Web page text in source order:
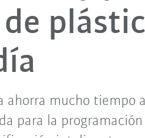
ahorra mucho tiempo
para la